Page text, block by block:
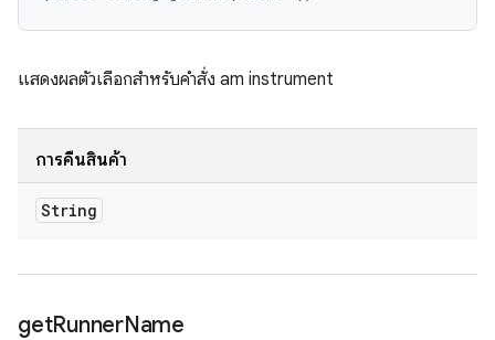
แสดงผลตัวเลือกสำหรับคำสั่ง am instrument
การคืนสินค้า
String
getRunnerName